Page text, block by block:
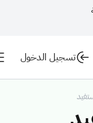
تسجيل الدخول